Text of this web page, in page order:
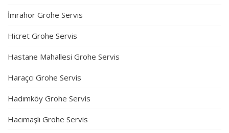
İmrahor Grohe Servis
Hicret Grohe Servis
Hastane Mahallesi Grohe Servis
Haraçcı Grohe Servis
Hadımköy Grohe Servis
Hacımaşlı Grohe Servis